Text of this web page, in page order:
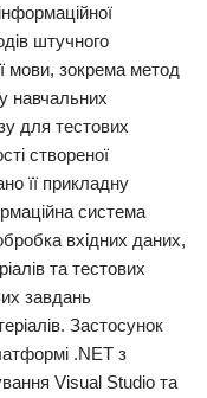
штучного
мови, зокрема метод
навчальних
для тестових
створеної
її прикладну
система
вхідних даних,
та тестових
завдань
Застосунок
.NET з
Visual Studio та